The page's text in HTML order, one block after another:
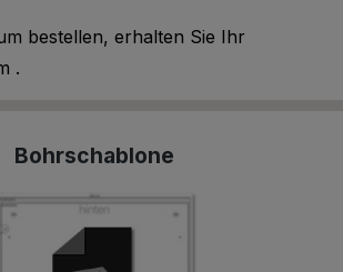
bestellen, erhalten Sie Ihr
.
Bohrschablone